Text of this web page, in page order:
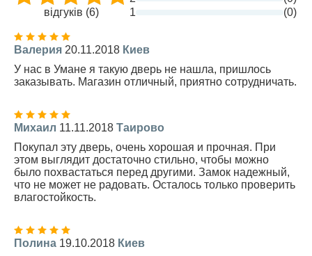
відгуків (6)
1
(0)
Валерия 20.11.2018 Киев
У нас в Умане я такую дверь не нашла, пришлось
заказывать. Магазин отличный, приятно сотрудничать.
Михаил 11.11.2018 Таирово
Покупал эту дверь, очень хорошая и прочная. При
этом выглядит достаточно стильно, чтобы можно
было похвастаться перед другими. Замок надежный,
что не может не радовать. Осталось только проверить
влагостойкость.
Полина 19.10.2018 Киев